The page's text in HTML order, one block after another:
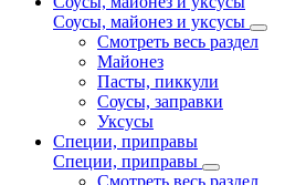
Соусы, майонез и уксусы
Смотреть весь раздел
Майонез
Пасты, пиккули
Соусы, заправки
Уксусы
Специи, приправы
Специи, приправы
Смотреть весь раздел